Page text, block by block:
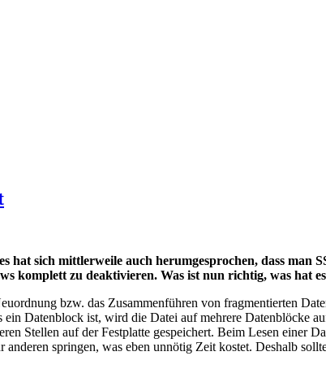
sich mittlerweile auch herumgesprochen, dass man
komplett zu deaktivieren. Was ist nun richtig, was hat
bzw. das Zusammenführen von fragmentierten
Datenblock ist, wird die Datei auf mehrere Datenblöcke
Stellen auf der Festplatte gespeichert. Beim Lesen einer
springen, was eben unnötig Zeit kostet. Deshalb